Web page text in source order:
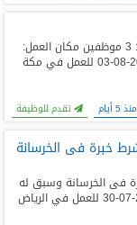
المسمى الوظيفي: موظف خدمة عملاء (عن بُعد) العدد: 3 موظفين مكان العمل:
عن بُعد (يفضل المقيمون في مصر) الراتب: ... بتاريخ 2026-08-03 للعمل في مكة
منذ 5 أيام تقدم للوظيفة
خبرة فى الخرسانة
فى الخرسانة وسبق له
العمل فى السعودية فى مجال الخرسانة ... بتاريخ 2026-07-30 للعمل في الرياض